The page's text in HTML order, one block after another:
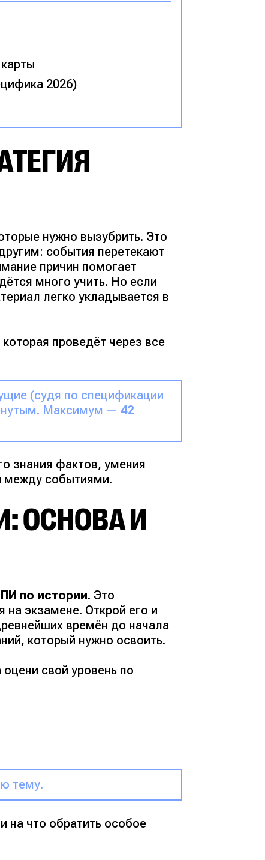
2026)
нужно вызубрить. Это
события перетекают
причин помогает
много учить. Но если
легко укладывается в
проведёт через все
(судя по спецификации
Максимум — 42
знания фактов, умения
между событиями.
ОСНОВА И
по истории. Это
на экзамене. Открой его и
времён до начала
который нужно освоить.
оцени свой уровень по
тему.
на что обратить особое